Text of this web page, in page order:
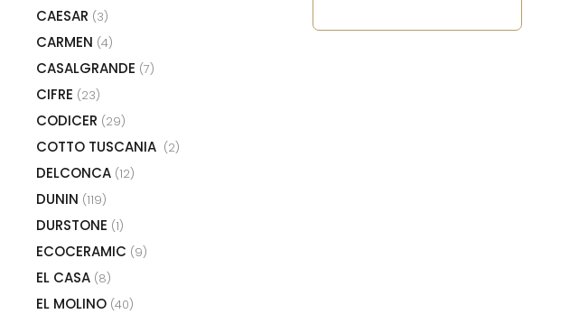
CAESAR (3)
CARMEN (4)
CASALGRANDE (7)
CIFRE (23)
CODICER (29)
COTTO TUSCANIA (2)
DELCONCA (12)
DUNIN (119)
DURSTONE (1)
ECOCERAMIC (9)
EL CASA (8)
EL MOLINO (40)